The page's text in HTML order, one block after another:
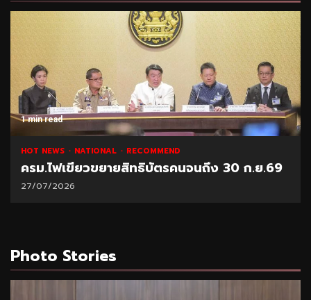
ก.ย.69
1 min read
NATIONAL HOT NEWS
“พาณิชย์” โชว์ยอดส่งออกทุเรียน 1
Photo Stories